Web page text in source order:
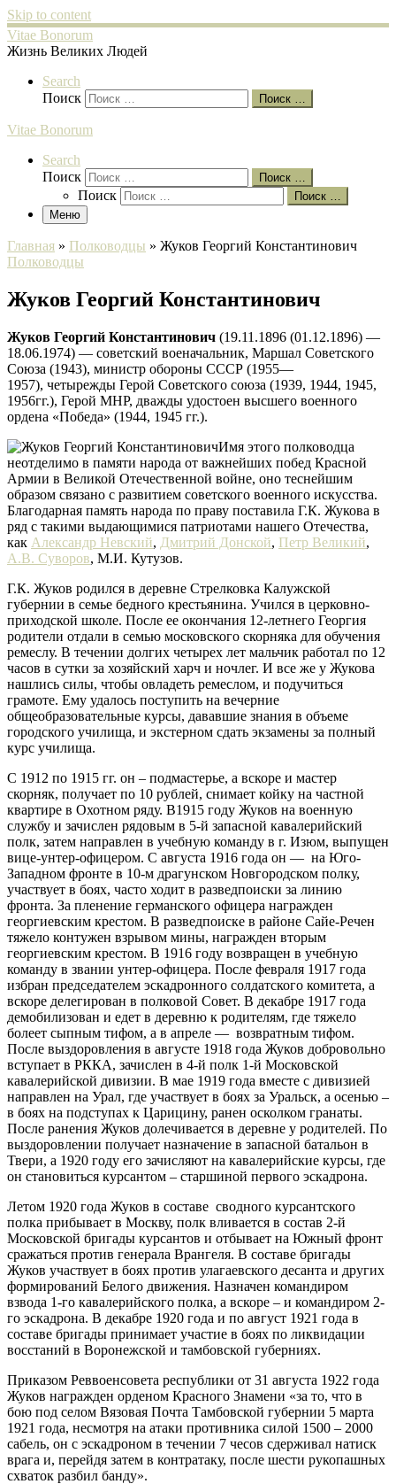
Skip to content
Vitae Bonorum
Жизнь Великих Людей
Search
Поиск
Поиск …
Vitae Bonorum
Search
Поиск
Поиск …
Поиск
Поиск …
Меню
Главная » Полководцы » Жуков Георгий Константинович
Полководцы
Жуков Георгий Константинович
Жуков Георгий Константинович (19.11.1896 (01.12.1896) —
18.06.1974) — советский военачальник, Маршал Советского
Союза (1943), министр обороны СССР (1955—
1957), четырежды Герой Советского союза (1939, 1944, 1945,
1956гг.), Герой МНР, дважды удостоен высшего военного
ордена «Победа» (1944, 1945 гг.).
Имя этого полководца
неотделимо в памяти народа от важнейших побед Красной
Армии в Великой Отечественной войне, оно теснейшим
образом связано с развитием советского военного искусства.
Благодарная память народа по праву поставила Г.К. Жукова в
ряд с такими выдающимися патриотами нашего Отечества,
как Александр Невский, Дмитрий Донской, Петр Великий,
А.В. Суворов, М.И. Кутузов.
Г.К. Жуков родился в деревне Стрелковка Калужской
губернии в семье бедного крестьянина. Учился в церковно-
приходской школе. После ее окончания 12-летнего Георгия
родители отдали в семью московского скорняка для обучения
ремеслу. В течении долгих четырех лет мальчик работал по 12
часов в сутки за хозяйский харч и ночлег. И все же у Жукова
нашлись силы, чтобы овладеть ремеслом, и подучиться
грамоте. Ему удалось поступить на вечерние
общеобразовательные курсы, дававшие знания в объеме
городского училища, и экстерном сдать экзамены за полный
курс училища.
С 1912 по 1915 гг. он – подмастерье, а вскоре и мастер
скорняк, получает по 10 рублей, снимает койку на частной
квартире в Охотном ряду. В1915 году Жуков на военную
службу и зачислен рядовым в 5-й запасной кавалерийский
полк, затем направлен в учебную команду в г. Изюм, выпущен
вице-унтер-офицером. С августа 1916 года он — на Юго-
Западном фронте в 10-м драгунском Новгородском полку,
участвует в боях, часто ходит в разведпоиски за линию
фронта. За пленение германского офицера награжден
георгиевским крестом. В разведпоиске в районе Сайе-Речен
тяжело контужен взрывом мины, награжден вторым
георгиевским крестом. В 1916 году возвращен в учебную
команду в звании унтер-офицера. После февраля 1917 года
избран председателем эскадронного солдатского комитета, а
вскоре делегирован в полковой Совет. В декабре 1917 года
демобилизован и едет в деревню к родителям, где тяжело
болеет сыпным тифом, а в апреле — возвратным тифом.
После выздоровления в августе 1918 года Жуков добровольно
вступает в РККА, зачислен в 4-й полк 1-й Московской
кавалерийской дивизии. В мае 1919 года вместе с дивизией
направлен на Урал, где участвует в боях за Уральск, а осенью –
в боях на подступах к Царицину, ранен осколком гранаты.
После ранения Жуков долечивается в деревне у родителей. По
выздоровлении получает назначение в запасной батальон в
Твери, а 1920 году его зачисляют на кавалерийские курсы, где
он становиться курсантом – старшиной первого эскадрона.
Летом 1920 года Жуков в составе сводного курсантского
полка прибывает в Москву, полк вливается в состав 2-й
Московской бригады курсантов и отбывает на Южный фронт
сражаться против генерала Врангеля. В составе бригады
Жуков участвует в боях против улагаевского десанта и других
формирований Белого движения. Назначен командиром
взвода 1-го кавалерийского полка, а вскоре – и командиром 2-
го эскадрона. В декабре 1920 года и по август 1921 года в
составе бригады принимает участие в боях по ликвидации
восстаний в Воронежской и тамбовской губерниях.
Приказом Реввоенсовета республики от 31 августа 1922 года
Жуков награжден орденом Красного Знамени «за то, что в
бою под селом Вязовая Почта Тамбовской губернии 5 марта
1921 года, несмотря на атаки противника силой 1500 – 2000
сабель, он с эскадроном в течении 7 чесов сдерживал натиск
врага и, перейдя затем в контратаку, после шести рукопашных
схваток разбил банду».